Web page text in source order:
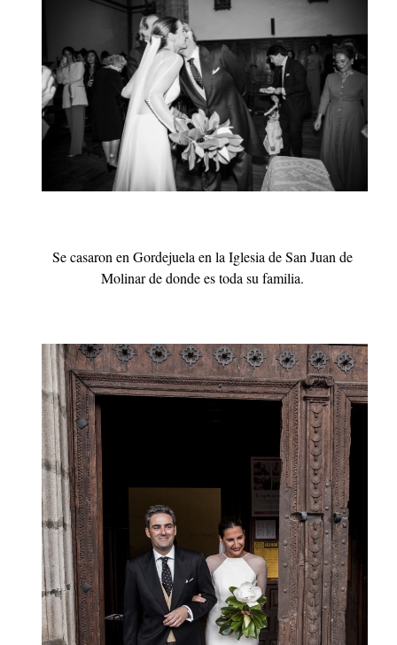
Se casaron en Gordejuela en la Iglesia de San Juan de
Molinar de donde es toda su familia.